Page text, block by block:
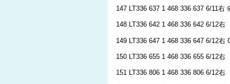
147 LT336 637 1 468 336 637 6/11右
148 LT336 642 1 468 336 642 6/12右
149 LT336 647 1 468 336 647 6/12右
150 LT336 655 1 468 336 655 6/12右
151 LT336 806 1 468 336 806 6/12右